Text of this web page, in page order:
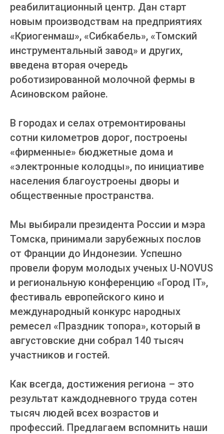
реабилитационный центр. Дан старт
новым производствам на предприятиях
«Криогенмаш», «Сибкабель», «Томский
инструментальный завод» и других,
введена вторая очередь
роботизированной молочной фермы в
Асиновском районе.
В городах и селах отремонтированы
сотни километров дорог, построены
«фирменные» бюджетные дома и
«электронные колодцы», по инициативе
населения благоустроены дворы и
общественные пространства.
Мы выбирали президента России и мэра
Томска, принимали зарубежных послов
от Франции до Индонезии. Успешно
провели форум молодых ученых U-NOVUS
и региональную конференцию «Город IT»,
фестиваль европейского кино и
международный конкурс народных
ремесел «Праздник топора», который в
августовские дни собрал 140 тысяч
участников и гостей.
Как всегда, достижения региона – это
результат каждодневного труда сотен
тысяч людей всех возрастов и
профессий. Предлагаем вспомнить наши